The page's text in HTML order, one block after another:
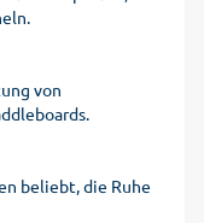
von
beliebt, die Ruhe